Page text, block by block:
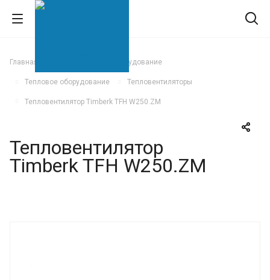
Главная Климатическое оборудование
Тепловое оборудование Тепловентиляторы
Тепловентилятор Timberk TFH W250.ZM
Тепловентилятор
Timberk TFH W250.ZM